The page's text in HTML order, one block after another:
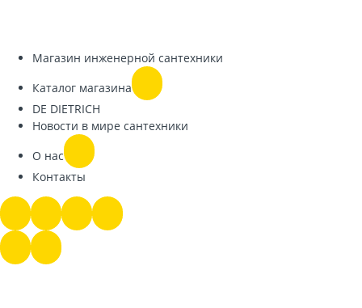
Магазин инженерной сантехники
Каталог магазина
DE DIETRICH
Новости в мире сантехники
О нас
Контакты